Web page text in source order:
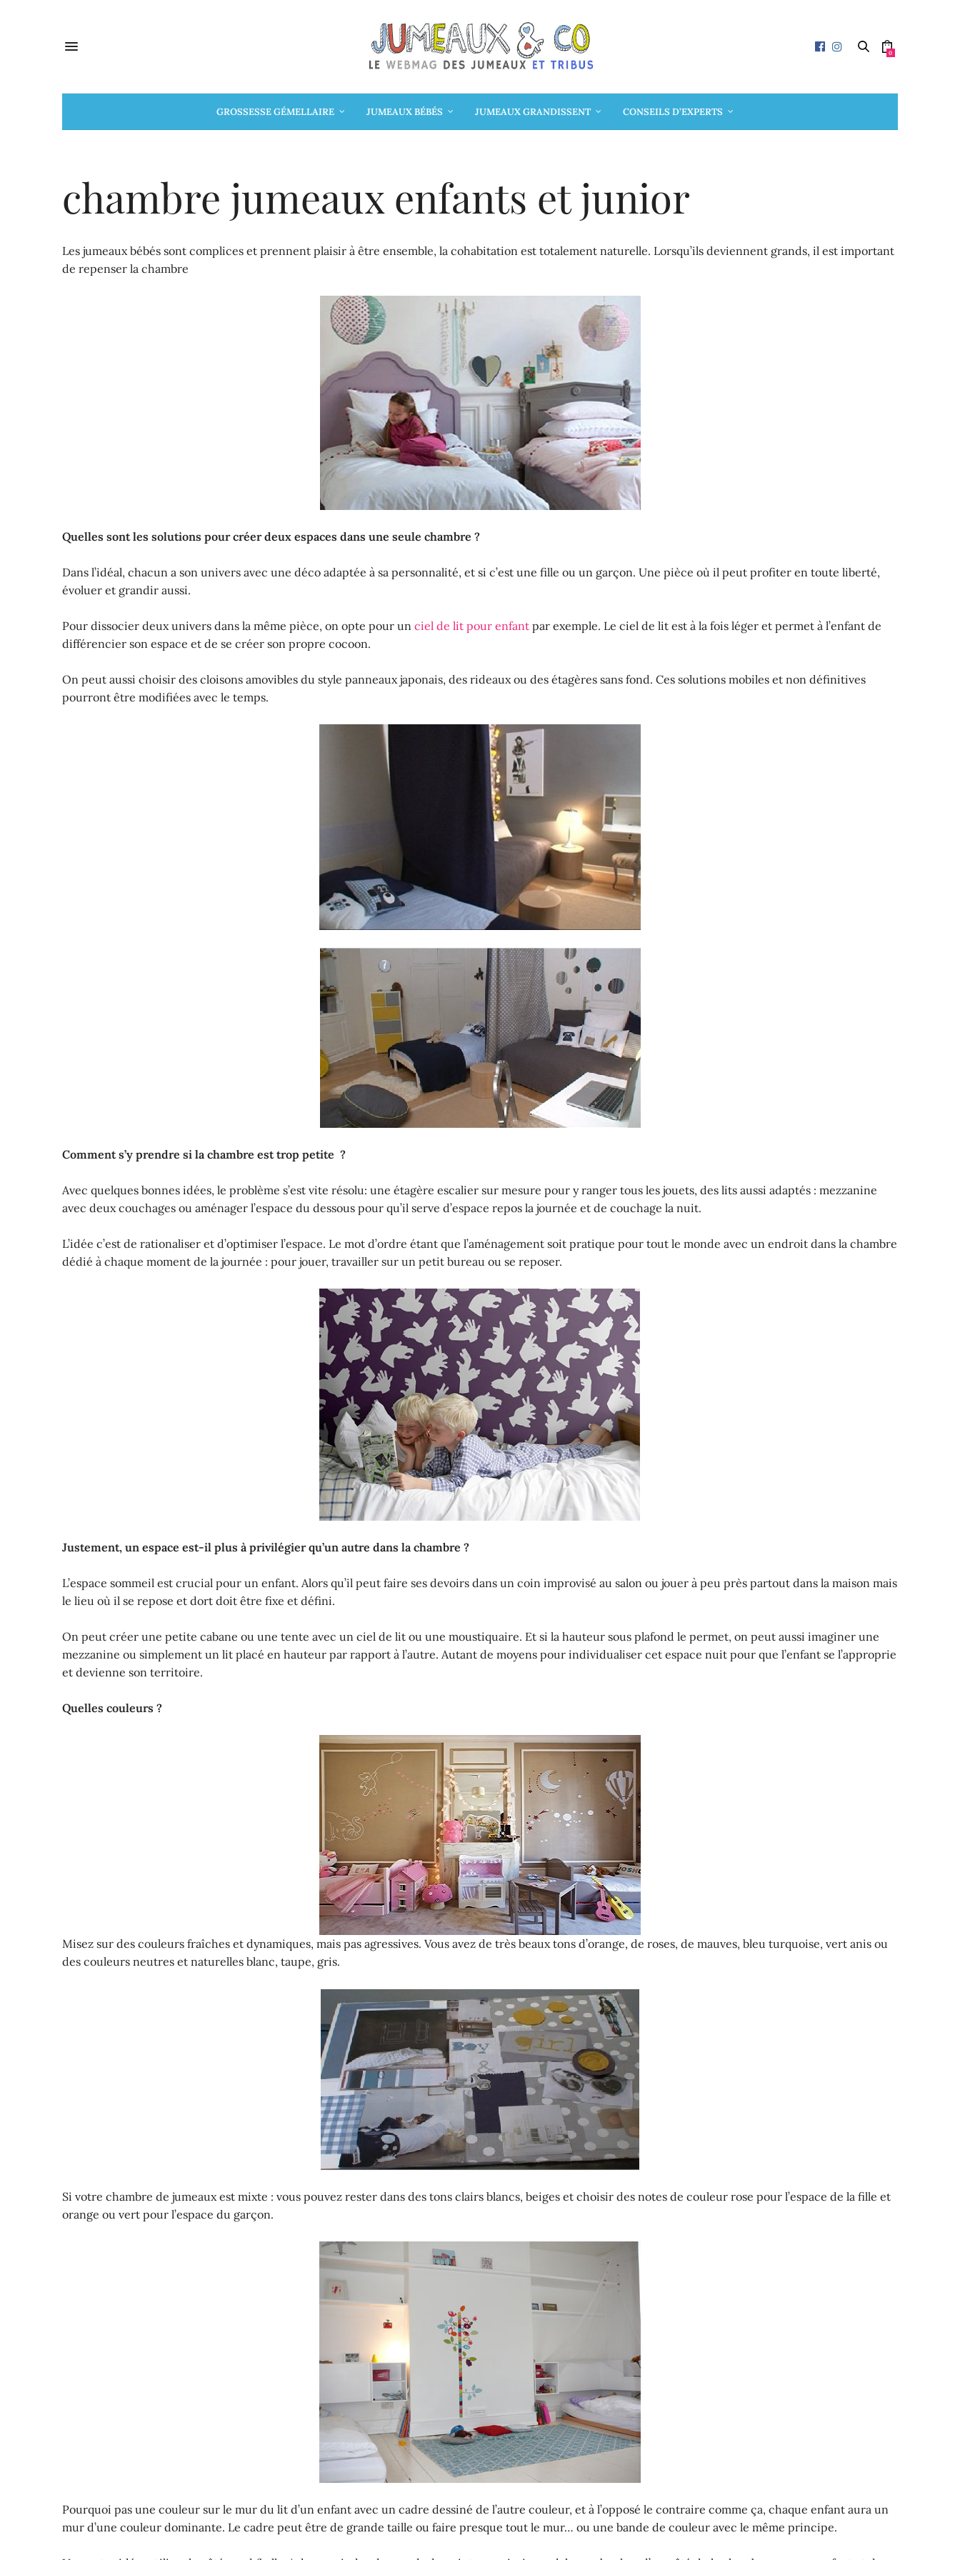
0
GROSSESSE GÉMELLAIRE JUMEAUX BÉBÉS JUMEAUX GRANDISSENT CONSEILS D’EXPERTS
chambre jumeaux enfants et junior
Les jumeaux bébés sont complices et prennent plaisir à être ensemble, la cohabitation est totalement naturelle. Lorsqu’ils deviennent grands, il est important
de repenser la chambre
Quelles sont les solutions pour créer deux espaces dans une seule chambre ?
Dans l’idéal, chacun a son univers avec une déco adaptée à sa personnalité, et si c’est une fille ou un garçon. Une pièce où il peut profiter en toute liberté,
évoluer et grandir aussi.
Pour dissocier deux univers dans la même pièce, on opte pour un ciel de lit pour enfant par exemple. Le ciel de lit est à la fois léger et permet à l’enfant de
différencier son espace et de se créer son propre cocoon.
On peut aussi choisir des cloisons amovibles du style panneaux japonais, des rideaux ou des étagères sans fond. Ces solutions mobiles et non définitives
pourront être modifiées avec le temps.
Comment s’y prendre si la chambre est trop petite ?
Avec quelques bonnes idées, le problème s’est vite résolu: une étagère escalier sur mesure pour y ranger tous les jouets, des lits aussi adaptés : mezzanine
avec deux couchages ou aménager l’espace du dessous pour qu’il serve d’espace repos la journée et de couchage la nuit.
L’idée c’est de rationaliser et d’optimiser l’espace. Le mot d’ordre étant que l’aménagement soit pratique pour tout le monde avec un endroit dans la chambre
dédié à chaque moment de la journée : pour jouer, travailler sur un petit bureau ou se reposer.
Justement, un espace est-il plus à privilégier qu’un autre dans la chambre ?
L’espace sommeil est crucial pour un enfant. Alors qu’il peut faire ses devoirs dans un coin improvisé au salon ou jouer à peu près partout dans la maison mais
le lieu où il se repose et dort doit être fixe et défini.
On peut créer une petite cabane ou une tente avec un ciel de lit ou une moustiquaire. Et si la hauteur sous plafond le permet, on peut aussi imaginer une
mezzanine ou simplement un lit placé en hauteur par rapport à l’autre. Autant de moyens pour individualiser cet espace nuit pour que l’enfant se l’approprie
et devienne son territoire.
Quelles couleurs ?
Misez sur des couleurs fraîches et dynamiques, mais pas agressives. Vous avez de très beaux tons d’orange, de roses, de mauves, bleu turquoise, vert anis ou
des couleurs neutres et naturelles blanc, taupe, gris.
Si votre chambre de jumeaux est mixte : vous pouvez rester dans des tons clairs blancs, beiges et choisir des notes de couleur rose pour l’espace de la fille et
orange ou vert pour l’espace du garçon.
Pourquoi pas une couleur sur le mur du lit d’un enfant avec un cadre dessiné de l’autre couleur, et à l’opposé le contraire comme ça, chaque enfant aura un
mur d’une couleur dominante. Le cadre peut être de grande taille ou faire presque tout le mur… ou une bande de couleur avec le même principe.